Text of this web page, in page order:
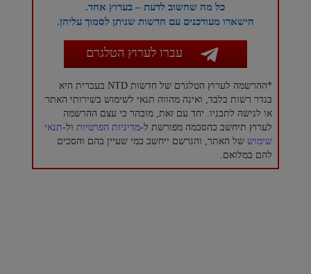
כל מה שחשוב לדעת – בערוץ אחד.
הישארו מעודכנים עם חדשות שניתן לסמוך עליהן.
עברו לערוץ הטלגרם
*ההרשמה לערוץ הטלגרם של חדשות NTD בעברית היא
בגדר רשות בלבד, ואינה מהווה תנאי לשימוש בשירותי האתר
או לגישה לתכניו. יחד עם זאת, מובהר כי עצם ההרשמה
לערוץ תיחשב כהסכמה מפורשת ל-מדיניות הפרטיות ול-תנאי
שימוש של האתר, והנרשם ייחשב כמי שעיין בהם והסכים
להם במלואם.